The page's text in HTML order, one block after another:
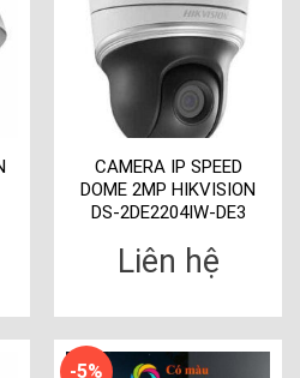
CAMERA IP SPEED
DOME 2MP HIKVISION
DS-2DE2204IW-DE3
Liên hệ
-5%